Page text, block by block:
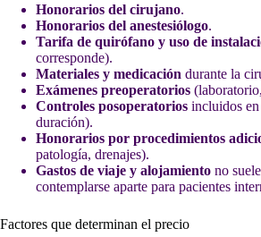
Honorarios del cirujano.
Honorarios del anestesiólogo.
Tarifa de quirófano y uso de
corresponde).
Materiales y medicación durante la
Exámenes preoperatorios
Controles posoperatorios incluidos
duración).
Honorarios por procedimientos
patología, drenajes).
Gastos de viaje y alojamiento no
contemplarse aparte para pacientes
Factores que determinan el precio